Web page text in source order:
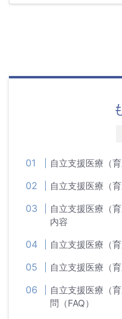
自立支援医療（
自立支援医療（
自立支援医療（
内容
自立支援医療（
自立支援医療（
自立支援医療（
問（FAQ）